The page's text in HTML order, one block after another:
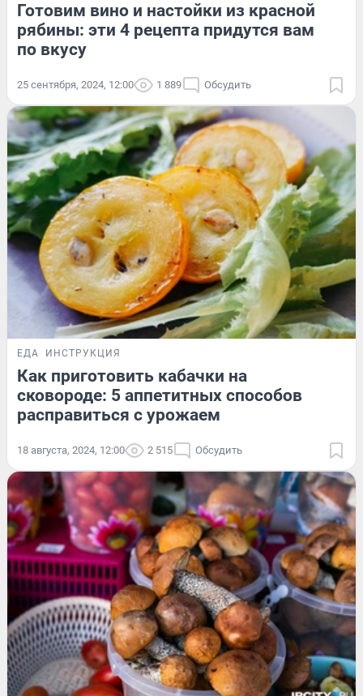
Готовим вино и настойки из красной
рябины: эти 4 рецепта придутся вам
по вкусу
25 сентября, 2024, 12:00 1 889 Обсудить
ЕДА ИНСТРУКЦИЯ
Как приготовить кабачки на
сковороде: 5 аппетитных способов
расправиться с урожаем
18 августа, 2024, 12:00 2 515 Обсудить